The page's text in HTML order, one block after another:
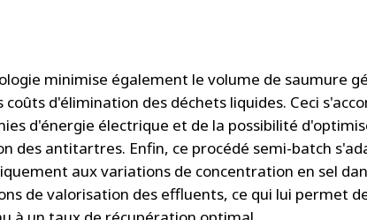
minimise également le volume de saumure
coûts d'élimination des déchets liquides. Ceci
d'énergie électrique et de la possibilité
des antitartres. Enfin, ce procédé semi-batch
aux variations de concentration en sel
de valorisation des effluents, ce qui lui permet